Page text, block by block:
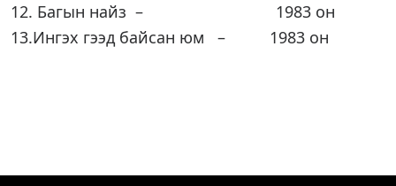
12. Багын найз – 1983 он
13.Ингэх гээд байсан юм – 1983 он